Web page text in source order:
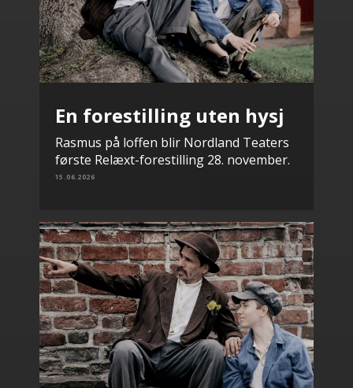
En forestilling uten hysj
Rasmus på loffen blir Nordland Teaters
første Relæxt-forestilling 28. november.
15.06.2026